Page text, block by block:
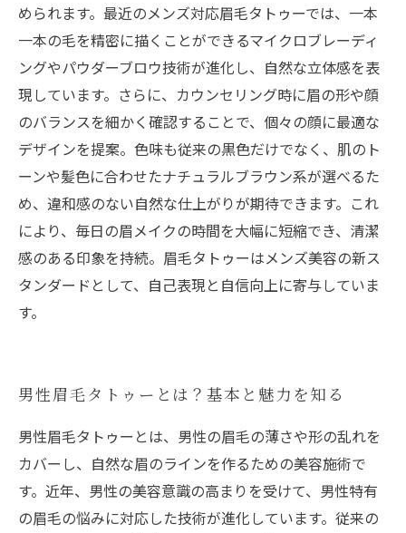
められます。最近のメンズ対応眉毛タトゥーでは、一本
一本の毛を精密に描くことができるマイクロブレーディ
ングやパウダーブロウ技術が進化し、自然な立体感を表
現しています。さらに、カウンセリング時に眉の形や顔
のバランスを細かく確認することで、個々の顔に最適な
デザインを提案。色味も従来の黒色だけでなく、肌のト
ーンや髪色に合わせたナチュラルブラウン系が選べるた
め、違和感のない自然な仕上がりが期待できます。これ
により、毎日の眉メイクの時間を大幅に短縮でき、清潔
感のある印象を持続。眉毛タトゥーはメンズ美容の新ス
タンダードとして、自己表現と自信向上に寄与していま
す。
男性眉毛タトゥーとは？基本と魅力を知る
男性眉毛タトゥーとは、男性の眉毛の薄さや形の乱れを
カバーし、自然な眉のラインを作るための美容施術で
す。近年、男性の美容意識の高まりを受けて、男性特有
の眉毛の悩みに対応した技術が進化しています。従来の